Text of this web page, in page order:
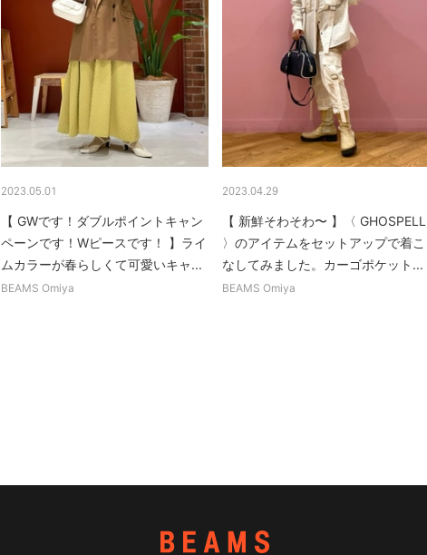
2023.05.01
【 GWです！ダブルポイントキャン
ペーンです！Wピースです！ 】ライ
ムカラーが春らしくて可愛いキャ...
BEAMS Omiya
2023.04.29
【 新鮮そわそわ〜 】〈 GHOSPELL
〉のアイテムをセットアップで着こ
なしてみました。カーゴポケット...
BEAMS Omiya